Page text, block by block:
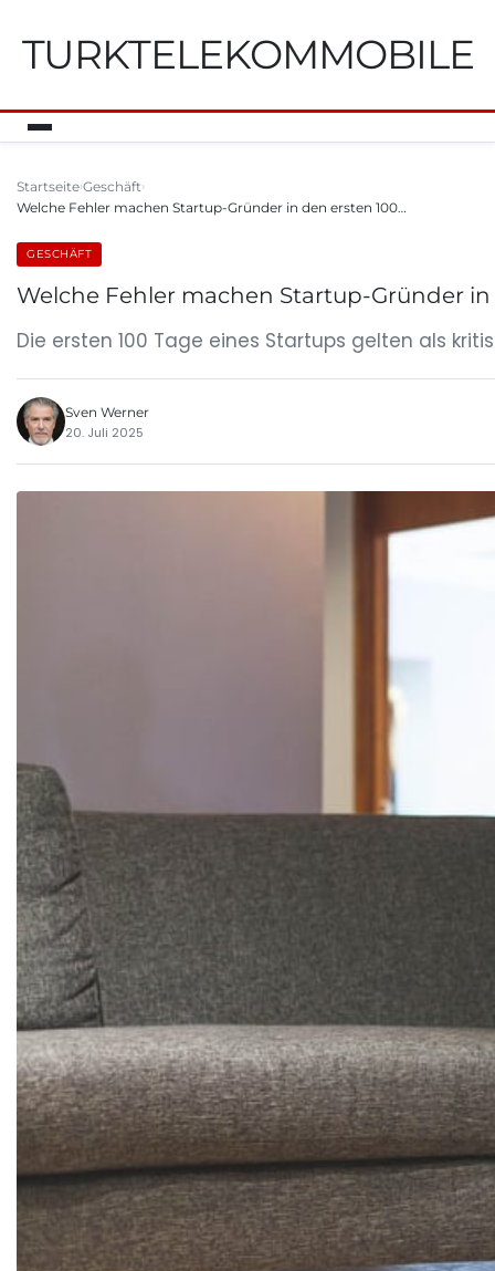
TURKTELEKOMMOBILE
Startseite Geschäft
Welche Fehler machen Startup-Gründer in den ersten 100…
GESCHÄFT
Welche Fehler machen Startup-Gründer in
Die ersten 100 Tage eines Startups gelten als
Sven Werner
20. Juli 2025